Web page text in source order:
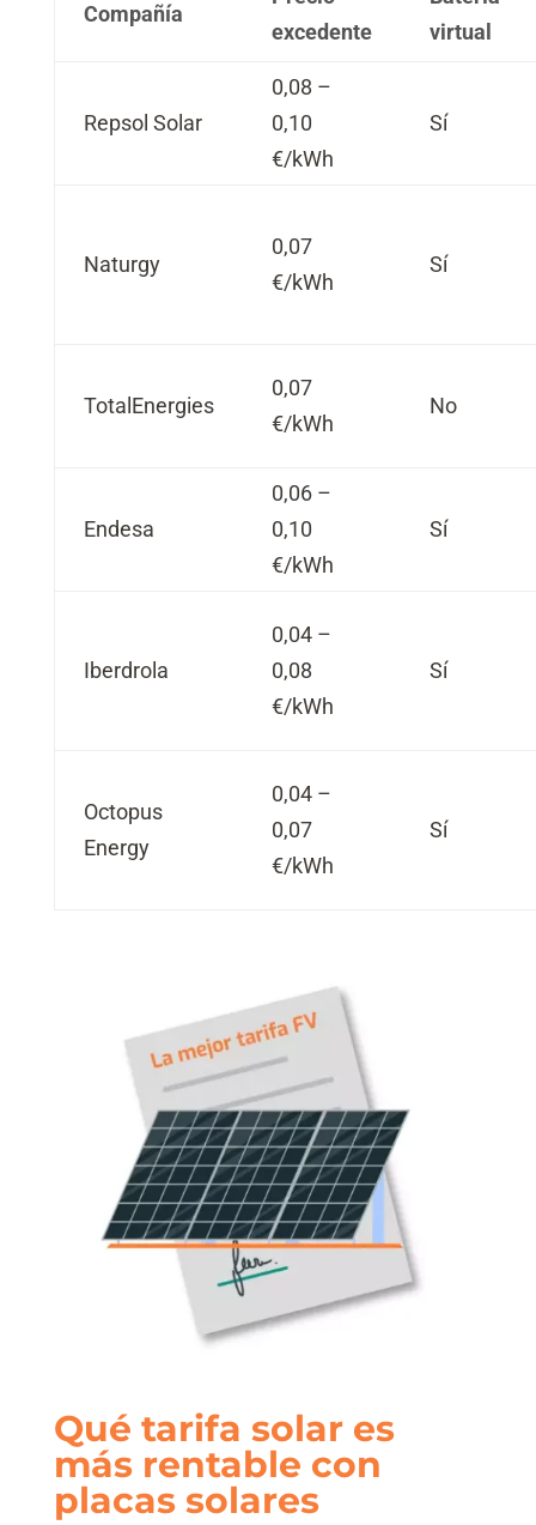
Compañía
excedente
virtual
Repsol Solar
0,08 –
0,10
€/kWh
Sí
Naturgy
0,07
€/kWh
Sí
TotalEnergies
0,07
€/kWh
No
Endesa
0,06 –
0,10
€/kWh
Sí
Iberdrola
0,04 –
0,08
€/kWh
Sí
Octopus
Energy
0,04 –
0,07
€/kWh
Sí
Qué tarifa solar es
más rentable con
placas solares